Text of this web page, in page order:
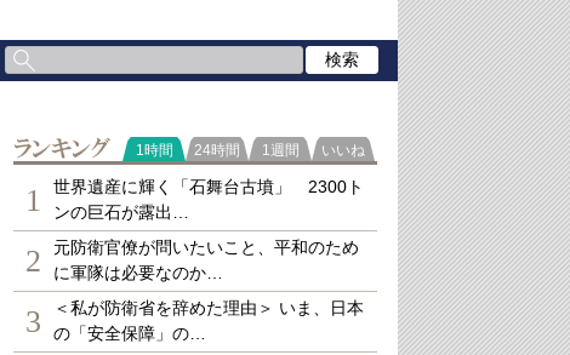
ランキング
1時間 24時間 1週間 いいね
1
世界遺産に輝く「石舞台古墳」 2300ト
ンの巨石が露出…
2
元防衛官僚が問いたいこと、平和のため
に軍隊は必要なのか…
3
＜私が防衛省を辞めた理由＞ いま、日本
の「安全保障」の…